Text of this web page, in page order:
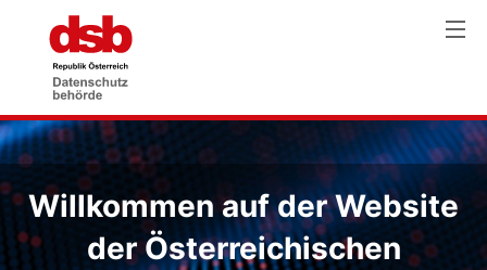
Willkommen auf der Website
der Österreichischen